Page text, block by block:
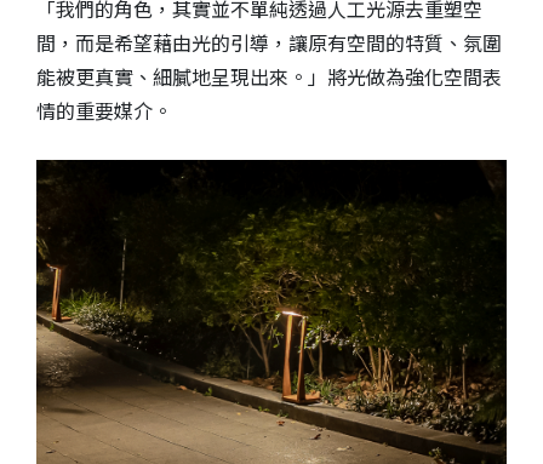
「我們的角色，其實並不單純透過人工光源去重塑空
間，而是希望藉由光的引導，讓原有空間的特質、氛圍
能被更真實、細膩地呈現出來。」將光做為強化空間表
情的重要媒介。